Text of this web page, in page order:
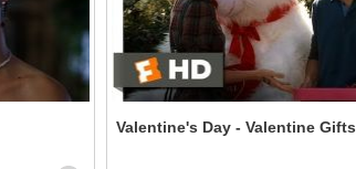
Valentine's Day - Valentine Gifts